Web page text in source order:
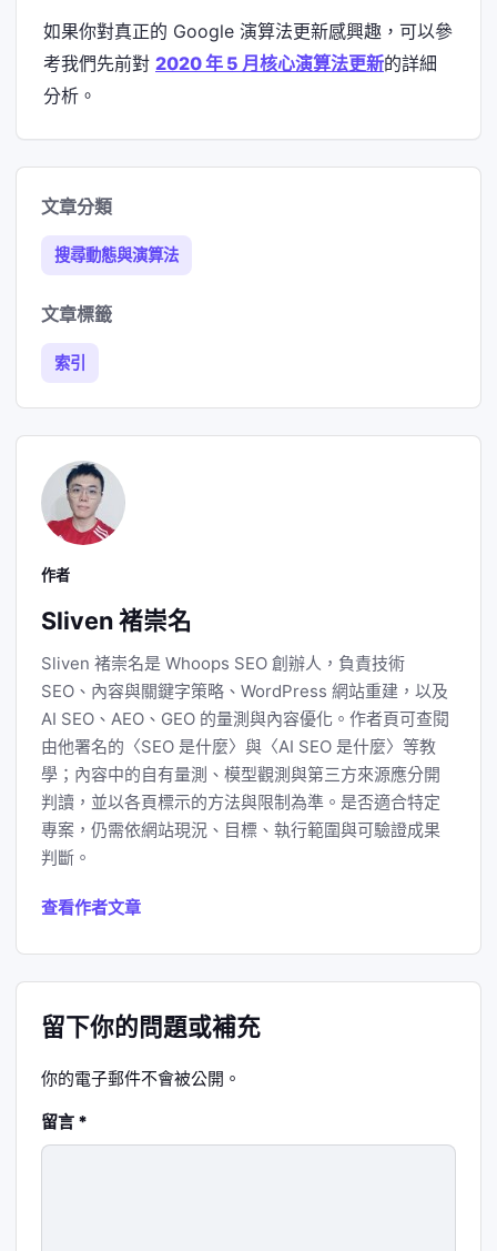
如果你對真正的 Google 演算法更新感興趣，可以參
考我們先前對 2020 年 5 月核心演算法更新的詳細
分析。
文章分類
搜尋動態與演算法
文章標籤
索引
作者
Sliven 褚崇名
Sliven 褚崇名是 Whoops SEO 創辦人，負責技術
SEO、內容與關鍵字策略、WordPress 網站重建，以及
AI SEO、AEO、GEO 的量測與內容優化。作者頁可查閱
由他署名的〈SEO 是什麼〉與〈AI SEO 是什麼〉等教
學；內容中的自有量測、模型觀測與第三方來源應分開
判讀，並以各頁標示的方法與限制為準。是否適合特定
專案，仍需依網站現況、目標、執行範圍與可驗證成果
判斷。
查看作者文章
留下你的問題或補充
你的電子郵件不會被公開。
留言 *